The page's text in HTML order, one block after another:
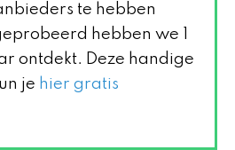
te hebben
hebben we 1
ontdekt. Deze handige
je hier gratis